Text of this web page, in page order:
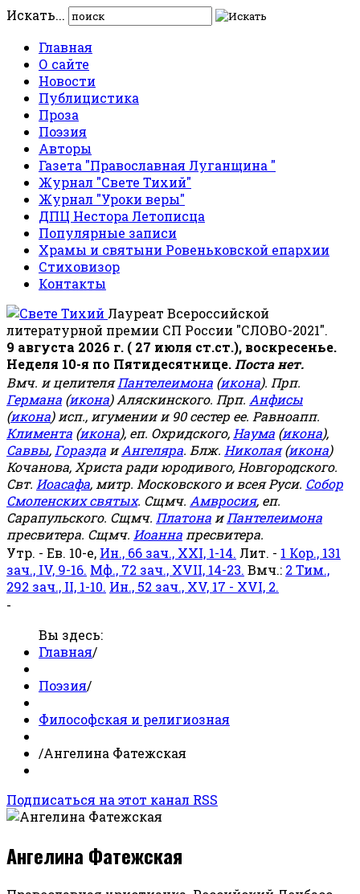
Искать...
Главная
О сайте
Новости
Публицистика
Проза
Поэзия
Авторы
Газета "Православная Луганщина "
Журнал "Свете Тихий"
Журнал "Уроки веры"
ДПЦ Нестора Летописца
Популярные записи
Храмы и святыни Ровеньковской епархии
Стиховизор
Контакты
Лауреат Всероссийской
литературной премии СП России "СЛОВО-2021".
9 августа 2026 г. ( 27 июля ст.ст.), воскресенье.
Неделя 10-я по Пятидесятнице. Поста нет.
Вмч. и целителяПантелеимона (икона). Прп.
Германа (икона) Аляскинского. Прп. Анфисы
(икона) исп., игумении и 90 сестер ее. Равноапп.
Климента (икона), еп. Охридского, Наума (икона),
Саввы, Горазда иАнгеляра. Блж. Николая(икона)
Кочанова, Христа ради юродивого, Новгородского.
Свт. Иоасафа, митр. Московского и всея Руси. Собор
Смоленских святых. Сщмч. Амвросия, еп.
Сарапульского. Сщмч. Платона иПантелеимона
пресвитера. Сщмч. Иоанна пресвитера.
Утр. - Ев. 10-е, Ин., 66 зач., XXI, 1-14. Лит. - 1 Кор., 131
зач., IV, 9-16. Мф., 72 зач., XVII, 14-23. Вмч.: 2 Тим.,
292 зач., II, 1-10. Ин., 52 зач., XV, 17 - XVI, 2.
-
Вы здесь:
Главная/
Поэзия/
Философская и религиозная
/Ангелина Фатежская
Подписаться на этот канал RSS
Ангелина Фатежская